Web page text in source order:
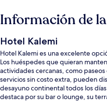
Información de
Hotel Kalemi
Hotel Kalemi es una excelente
Los huéspedes que quieran
actividades cercanas, como
servicios sin costo extra, pueden
desayuno continental todos los
destaca por su bar o lounge, su